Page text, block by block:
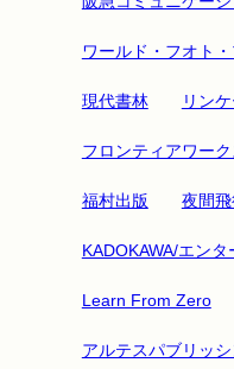
ワールド・フオト・
現代書林 リン
フロンティアワーク
福村出版 夜間
KADOKAWA/エンタ
Learn From Zero
アルテスパブリッ